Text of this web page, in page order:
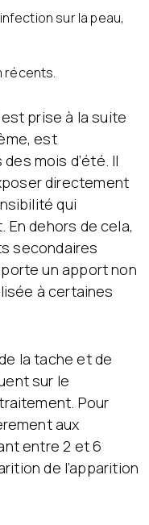
sur la peau,
récents.
prise à la suite
est
mois d’été. Il
directement
qui
dehors de cela,
secondaires
un apport non
à certaines
la tache et de
sur le
Pour
aux
entre 2 et 6
de l’apparition